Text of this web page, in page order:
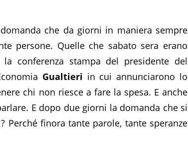
che da giorni in maniera sempre
persone. Quelle che sabato sera erano
conferenza stampa del presidente del
Gualtieri in cui annunciarono lo
chi non riesce a fare la spesa. E anche
E dopo due giorni la domanda che si
Perché finora tante parole, tante speranze